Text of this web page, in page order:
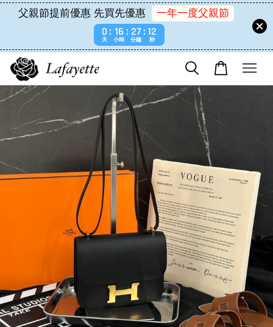
父親節提前優惠 先買先優惠
一年一度父親節
0
天
16
小時
27
分鐘
12
秒